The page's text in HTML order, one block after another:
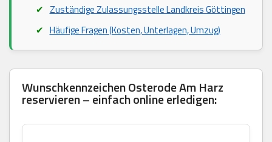
Zuständige Zulassungsstelle Landkreis Göttingen
Häufige Fragen (Kosten, Unterlagen, Umzug)
Wunschkennzeichen Osterode Am Harz
reservieren – einfach online erledigen: